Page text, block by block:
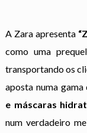
A Zara apresenta
como uma
transportando os
aposta numa
e máscaras
num verdadeiro